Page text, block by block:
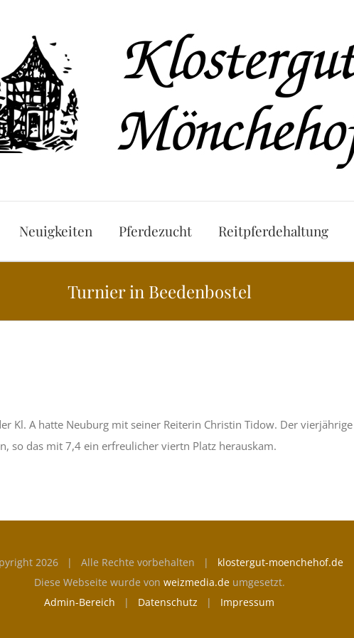
Neuigkeiten Pferdezucht Reitpferdehaltung
Turnier in Beedenbostel
Kl. A hatte Neuburg mit seiner Reiterin Christin Tidow. Der
so das mit 7,4 ein erfreulicher viertn Platz herauskam.
2026 | Alle Rechte vorbehalten | klostergut-moenchehof.de
Diese Webseite wurde von weizmedia.deumgesetzt.
Admin-Bereich | Datenschutz | Impressum